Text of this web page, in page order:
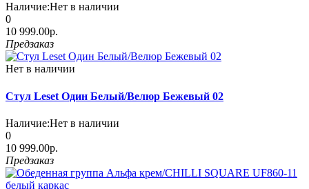
Наличие:Нет в наличии
0
10 999.00р.
Предзаказ
Нет в наличии
Стул Leset Один Белый/Велюр Бежевый 02
Наличие:Нет в наличии
0
10 999.00р.
Предзаказ